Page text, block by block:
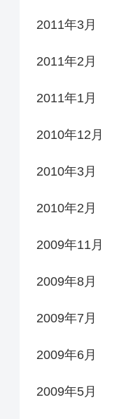
2011年3月
2011年2月
2011年1月
2010年12月
2010年3月
2010年2月
2009年11月
2009年8月
2009年7月
2009年6月
2009年5月